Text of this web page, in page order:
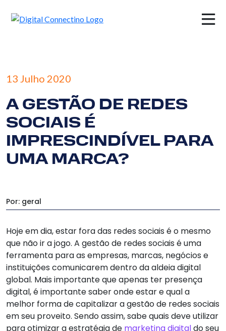
13 Julho 2020
A GESTÃO DE REDES
SOCIAIS É
IMPRESCINDÍVEL PARA
UMA MARCA?
Por: geral
Hoje em dia, estar fora das redes sociais é o mesmo
que não ir a jogo. A gestão de redes sociais é uma
ferramenta para as empresas, marcas, negócios e
instituições comunicarem dentro da aldeia digital
global. Mais importante que apenas ter presença
digital, é importante saber onde estar e qual a
melhor forma de capitalizar a gestão de redes sociais
em seu proveito. Sendo assim, sabe quais deve utilizar
para otimizar a estratégia de marketing digitaldo seu